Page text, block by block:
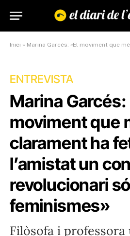
Inici » Marina Garcés: «El moviment que més clarament ha fet de
ENTREVISTA
Marina Garcés:
moviment que
clarament ha
l’amistat un
revolucionari
feminismes»
Filòsofa i